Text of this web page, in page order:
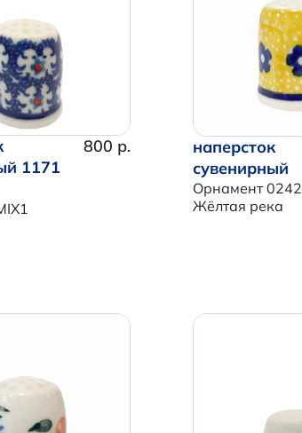
1171
800 р.
наперсток
сувенирный
Орнамент 0242
Жёлтая река